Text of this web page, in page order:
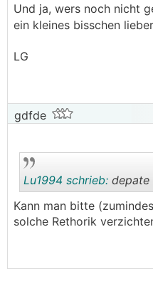
Und ja, wers noch nicht
ein kleines bisschen
LG
gdfde
Lu1994 schrieb: depate
Kann man bitte
solche Rethorik